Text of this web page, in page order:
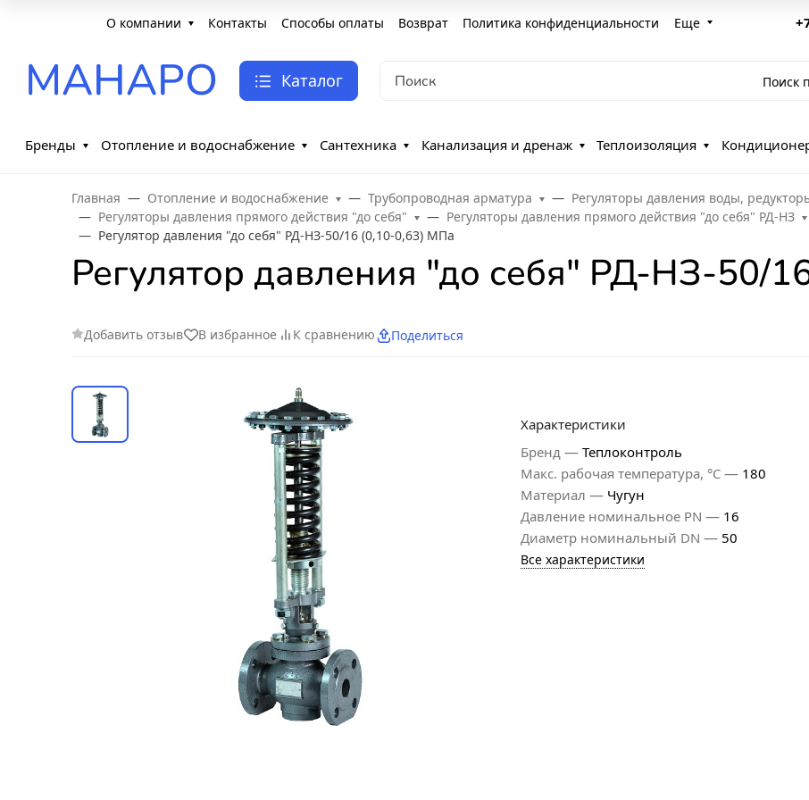
О компании Контакты Способы оплаты Возврат Политика конфиденциальности Еще
МАНАРО Каталог Поиск
Бренды Отопление и водоснабжение Сантехника Канализация и дренаж Теплоизоляция
Главная Отопление и водоснабжение Трубопроводная арматура
Регуляторы давления воды,
Регуляторы давления прямого действия "до себя"
Регуляторы давления прямого действия "до себя" РД-НЗ
Регулятор давления "до себя" РД-НЗ-50/16 (0,10-0,63) МПа
Регулятор давления "до себя" РД-НЗ-50/
Добавить отзыв В избранное К сравнению Поделиться
Характеристики
Бренд — Теплоконтроль
Макс. рабочая температура, °С — 180
Материал — Чугун
Давление номинальное PN — 16
Диаметр номинальный DN — 50
Все характеристики